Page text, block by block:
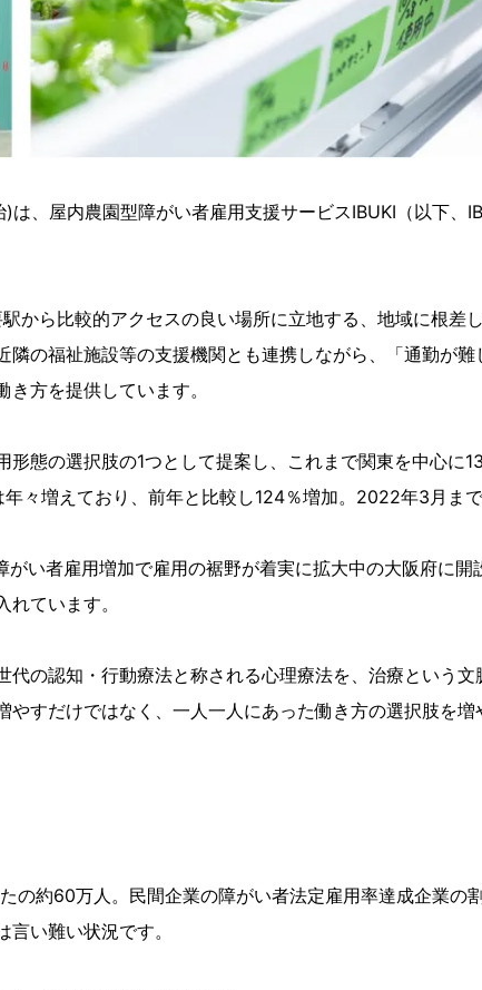
、屋内農園型障がい者雇用支援サービスIBUKI（以下、
から比較的アクセスの良い場所に立地する、地域に根差
の福祉施設等の支援機関とも連携しながら、「通勤が
方を提供しています。
態の選択肢の1つとして提案し、これまで関東を中心に
々増えており、前年と比較し124％増加。2022年3月ま
い者雇用増加で雇用の裾野が着実に拡大中の大阪府に
ています。
の認知・行動療法と称される心理療法を、治療という
すだけではなく、一人一人にあった働き方の選択肢を
の約60万人。民間企業の障がい者法定雇用率達成企業
い難い状況です。